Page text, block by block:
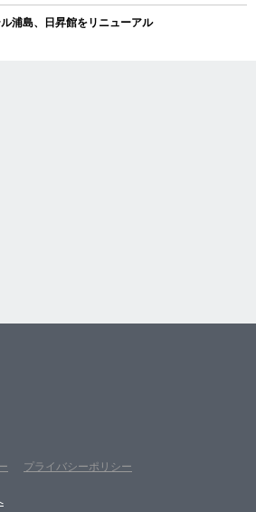
浦島、日昇館をリニューアル
プライバシーポリシー